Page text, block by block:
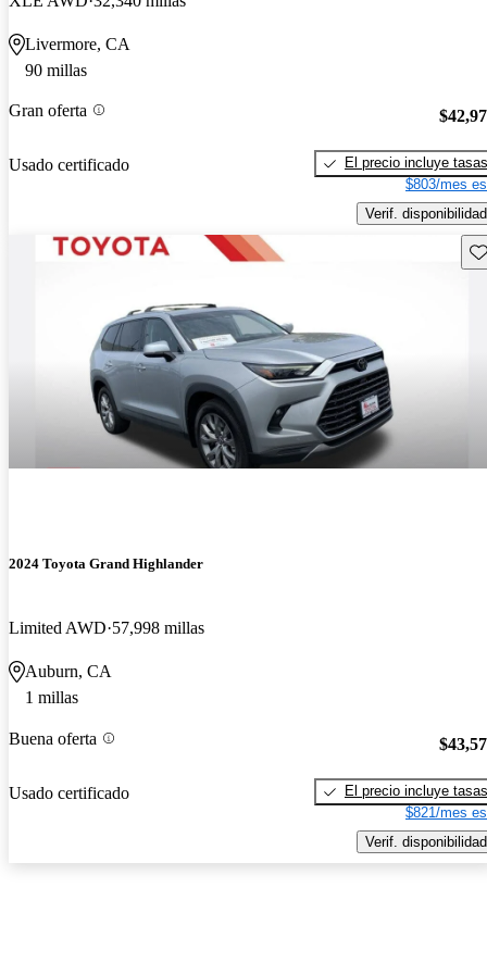
Livermore, CA
90 millas
Gran oferta
Usado certificado
El precio incluye tasas
$803/mes
Verif. disponibilidad
2024 Toyota Grand Highlander
Limited AWD 57,998 millas
Auburn, CA
1 millas
Buena oferta
Usado certificado
El precio incluye tasas
$821/mes
Verif. disponibilidad